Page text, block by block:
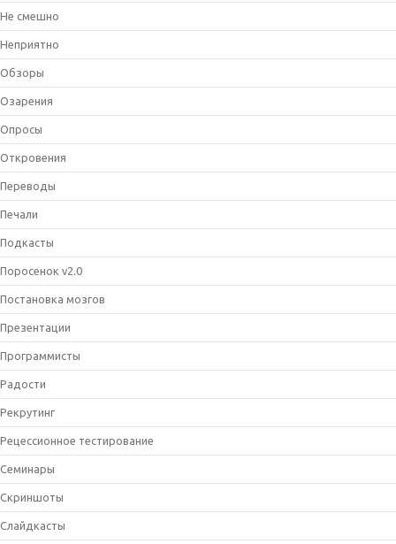
Не смешно
Неприятно
Обзоры
Озарения
Опросы
Откровения
Переводы
Печали
Подкасты
Поросенок v2.0
Постановка мозгов
Презентации
Программисты
Радости
Рекрутинг
Рецессионное тестирование
Семинары
Скриншоты
Слайдкасты